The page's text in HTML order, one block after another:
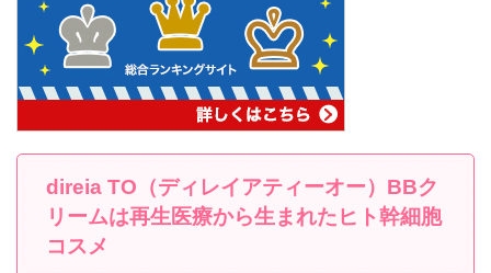
direia TO（ディレイアティーオー）BBク
リームは再生医療から生まれたヒト幹細胞
コスメ